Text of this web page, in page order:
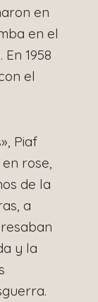
en
en el
1958
el
Piaf
rose,
de la
a
y la